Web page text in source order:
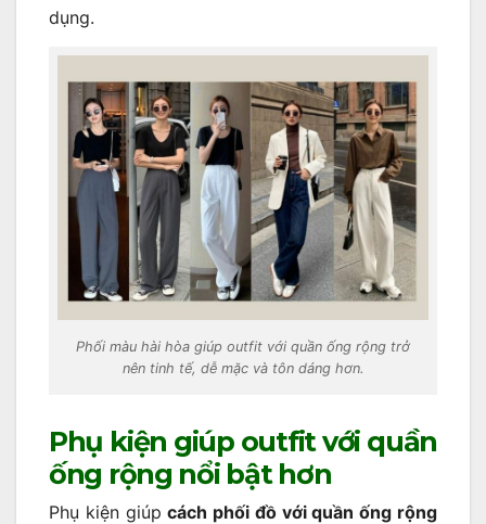
dụng.
Phối màu hài hòa giúp outfit với quần ống rộng trở
nên tinh tế, dễ mặc và tôn dáng hơn.
Phụ kiện giúp outfit với quần
ống rộng nổi bật hơn
Phụ kiện giúpcách phối đồ với quần ống rộng